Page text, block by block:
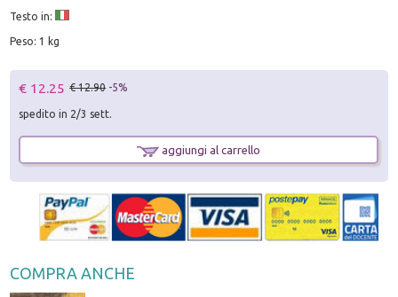
Testo in:
Peso: 1 kg
€ 12.25 € 12.90 -5%
spedito in 2/3 sett.
aggiungi al carrello
COMPRA ANCHE